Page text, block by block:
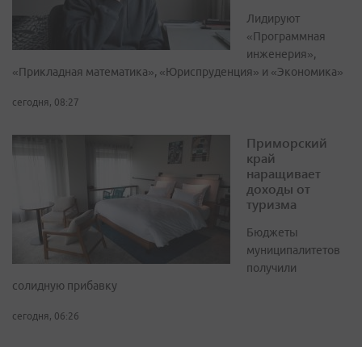
Лидируют
«Программная
инженерия»,
«Прикладная математика», «Юриспруденция» и «Экономика»
сегодня, 08:27
Приморский
край
наращивает
доходы от
туризма
Бюджеты
муниципалитетов
получили
солидную прибавку
сегодня, 06:26